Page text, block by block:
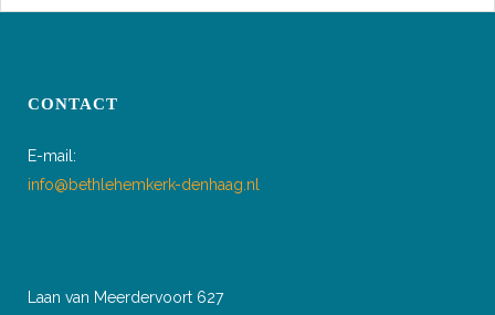
CONTACT
E-mail:
info@bethlehemkerk-denhaag.nl
Laan van Meerdervoort 627